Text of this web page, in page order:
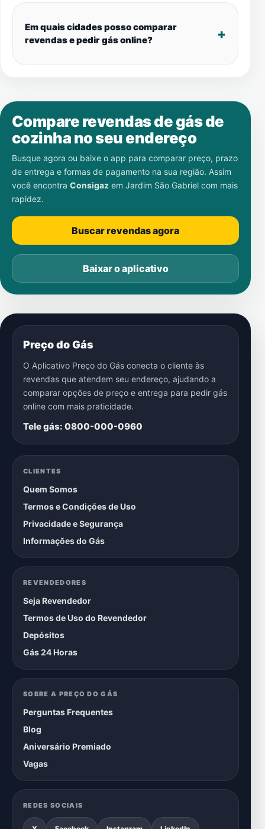
Em quais cidades posso comparar
revendas e pedir gás online?
Compare revendas de gás de
cozinha no seu endereço
Busque agora ou baixe o app para comparar preço, prazo
de entrega e formas de pagamento na sua região. Assim
você encontra Consigaz em Jardim São Gabriel com mais
rapidez.
Buscar revendas agora
Baixar o aplicativo
Preço do Gás
O Aplicativo Preço do Gás conecta o cliente às
revendas que atendem seu endereço, ajudando a
comparar opções de preço e entrega para pedir gás
online com mais praticidade.
Tele gás: 0800-000-0960
CLIENTES
Quem Somos
Termos e Condições de Uso
Privacidade e Segurança
Informações do Gás
REVENDEDORES
Seja Revendedor
Termos de Uso do Revendedor
Depósitos
Gás 24 Horas
SOBRE A PREÇO DO GÁS
Perguntas Frequentes
Blog
Aniversário Premiado
Vagas
REDES SOCIAIS